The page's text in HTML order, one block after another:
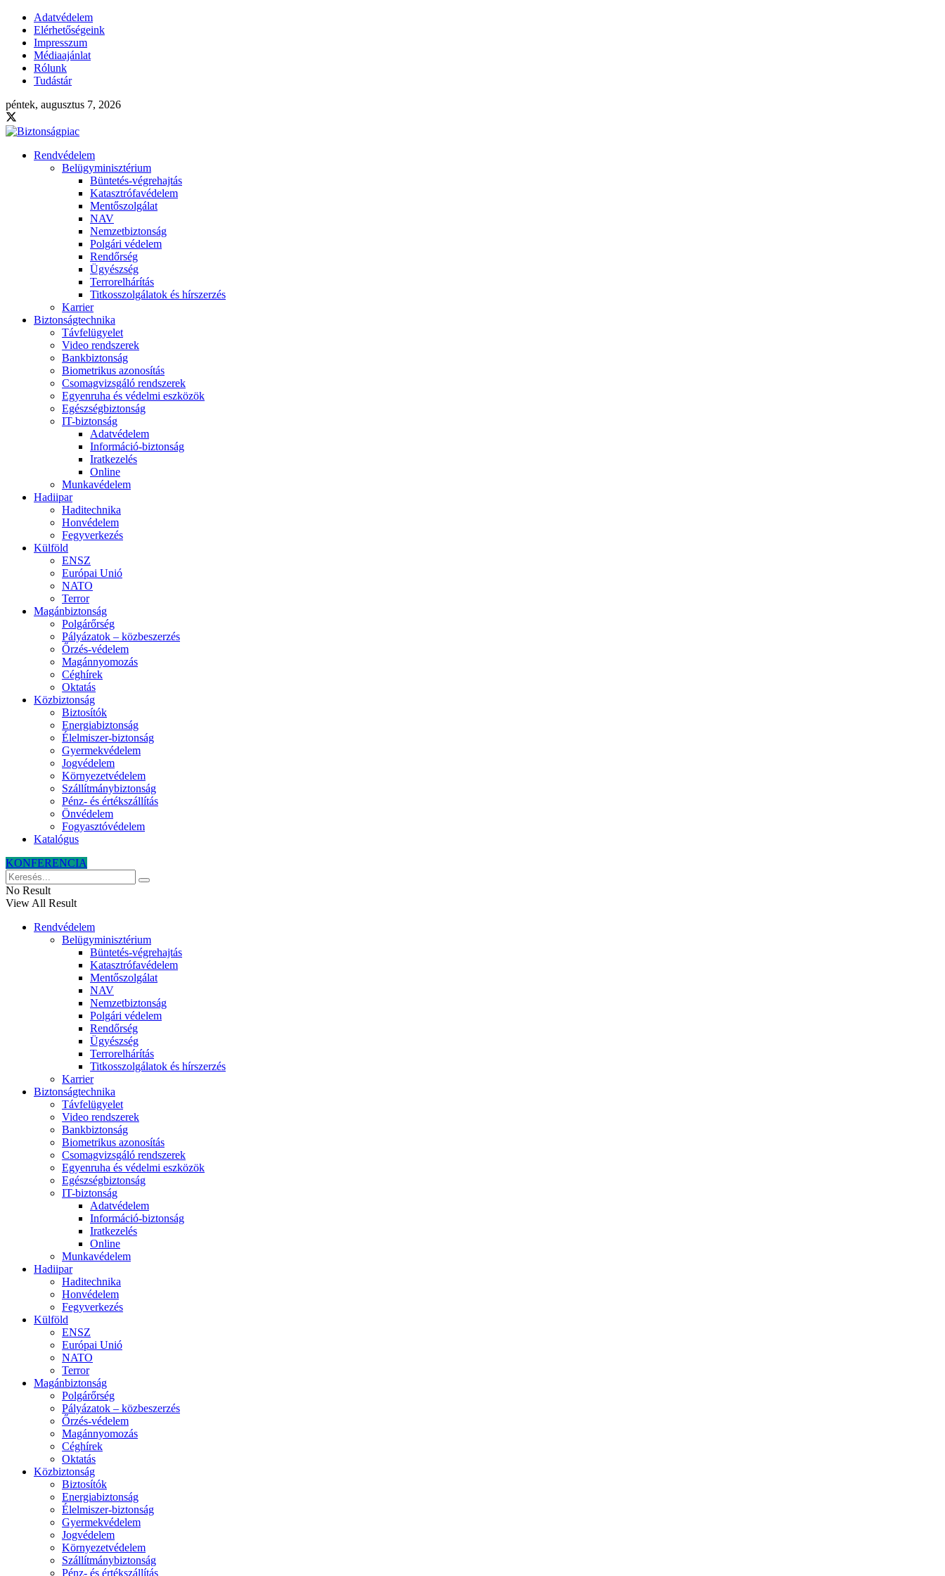
Adatvédelem
Elérhetőségeink
Impresszum
Médiaajánlat
Rólunk
Tudástár
péntek, augusztus 7, 2026
Rendvédelem
Belügyminisztérium
Büntetés-végrehajtás
Katasztrófavédelem
Mentőszolgálat
NAV
Nemzetbiztonság
Polgári védelem
Rendőrség
Ügyészség
Terrorelhárítás
Titkosszolgálatok és hírszerzés
Karrier
Biztonságtechnika
Távfelügyelet
Video rendszerek
Bankbiztonság
Biometrikus azonosítás
Csomagvizsgáló rendszerek
Egyenruha és védelmi eszközök
Egészségbiztonság
IT-biztonság
Adatvédelem
Információ-biztonság
Iratkezelés
Online
Munkavédelem
Hadiipar
Haditechnika
Honvédelem
Fegyverkezés
Külföld
ENSZ
Európai Unió
NATO
Terror
Magánbiztonság
Polgárőrség
Pályázatok – közbeszerzés
Őrzés-védelem
Magánnyomozás
Céghírek
Oktatás
Közbiztonság
Biztosítók
Energiabiztonság
Élelmiszer-biztonság
Gyermekvédelem
Jogvédelem
Környezetvédelem
Szállítmánybiztonság
Pénz- és értékszállítás
Önvédelem
Fogyasztóvédelem
Katalógus
KONFERENCIA
No Result
View All Result
Rendvédelem
Belügyminisztérium
Büntetés-végrehajtás
Katasztrófavédelem
Mentőszolgálat
NAV
Nemzetbiztonság
Polgári védelem
Rendőrség
Ügyészség
Terrorelhárítás
Titkosszolgálatok és hírszerzés
Karrier
Biztonságtechnika
Távfelügyelet
Video rendszerek
Bankbiztonság
Biometrikus azonosítás
Csomagvizsgáló rendszerek
Egyenruha és védelmi eszközök
Egészségbiztonság
IT-biztonság
Adatvédelem
Információ-biztonság
Iratkezelés
Online
Munkavédelem
Hadiipar
Haditechnika
Honvédelem
Fegyverkezés
Külföld
ENSZ
Európai Unió
NATO
Terror
Magánbiztonság
Polgárőrség
Pályázatok – közbeszerzés
Őrzés-védelem
Magánnyomozás
Céghírek
Oktatás
Közbiztonság
Biztosítók
Energiabiztonság
Élelmiszer-biztonság
Gyermekvédelem
Jogvédelem
Környezetvédelem
Szállítmánybiztonság
Pénz- és értékszállítás